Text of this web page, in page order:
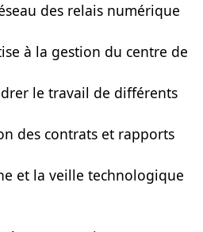
des relais numérique
à la gestion du centre de
le travail de différents
des contrats et rapports
et la veille technologique